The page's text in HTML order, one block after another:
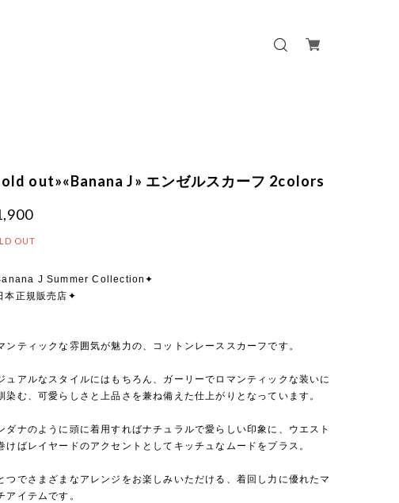
out»«Banana J» エンゼルスカーフ 2colors
OUT
J Summer Collection✦
本正規販売店✦
ンティックな雰囲気が魅力の、コットンレーススカーフです。
ュアルなスタイルにはもちろん、ガーリーでロマンティックな装いに
染む、可愛らしさと上品さを兼ね備えた仕上がりとなっています。
ダナのように頭に着用すればナチュラルで愛らしい印象に、ウエスト
けばレイヤードのアクセントとしてキッチュなムードをプラス。
つでさまざまなアレンジをお楽しみいただける、着回し力に優れたマ
アイテムです。